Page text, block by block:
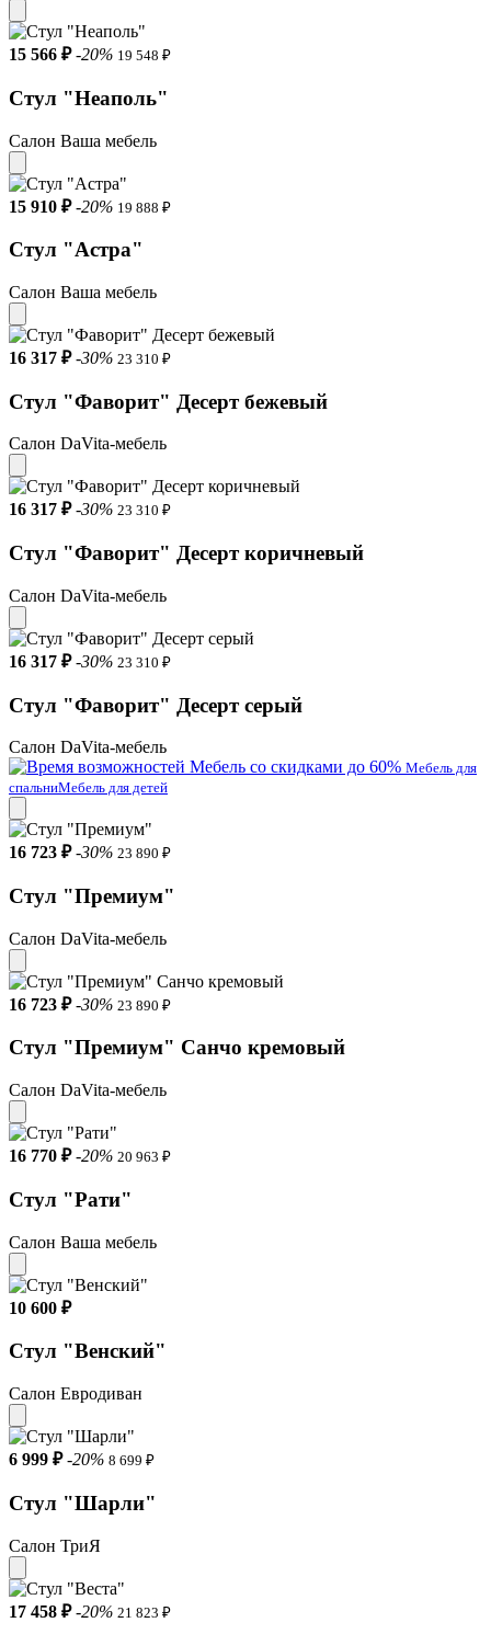
15 566 ₽ -20% 19 548 ₽
Стул "Неаполь"
Салон Ваша мебель
15 910 ₽ -20% 19 888 ₽
Стул "Астра"
Салон Ваша мебель
16 317 ₽ -30% 23 310 ₽
Стул "Фаворит" Десерт бежевый
Салон DaVita-мебель
16 317 ₽ -30% 23 310 ₽
Стул "Фаворит" Десерт коричневый
Салон DaVita-мебель
16 317 ₽ -30% 23 310 ₽
Стул "Фаворит" Десерт серый
Салон DaVita-мебель
Мебель со скидками до 60% Мебель для
спальниМебель для детей
16 723 ₽ -30% 23 890 ₽
Стул "Премиум"
Салон DaVita-мебель
16 723 ₽ -30% 23 890 ₽
Стул "Премиум" Санчо кремовый
Салон DaVita-мебель
16 770 ₽ -20% 20 963 ₽
Стул "Рати"
Салон Ваша мебель
10 600 ₽
Стул "Венский"
Салон Евродиван
6 999 ₽ -20% 8 699 ₽
Стул "Шарли"
Салон ТриЯ
17 458 ₽ -20% 21 823 ₽